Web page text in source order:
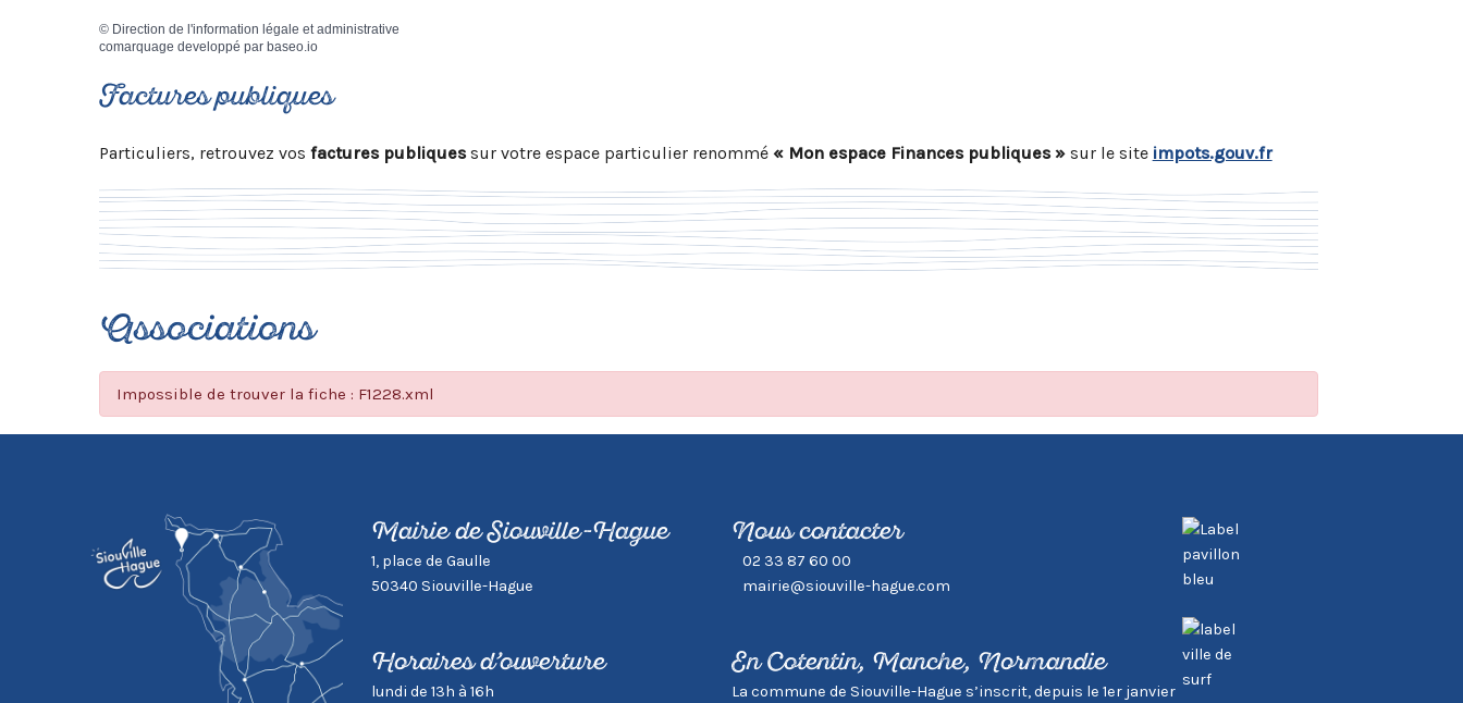
© Direction de l'information légale et administrative
comarquage developpé par baseo.io
Factures publiques
Particuliers, retrouvez vos factures publiquessur votre espace particulier renommé « Mon espace Finances publiques »sur le site impots.gouv.fr
Associations
Impossible de trouver la fiche : F1228.xml
Mairie de Siouville-Hague
1, place de Gaulle
50340 Siouville-Hague
Horaires d’ouverture
lundi de 13h à 16h
Nous contacter
02 33 87 60 00
mairie@siouville-hague.com
En Cotentin, Manche, Normandie
La commune de Siouville-Hague s’inscrit, depuis le 1er janvier